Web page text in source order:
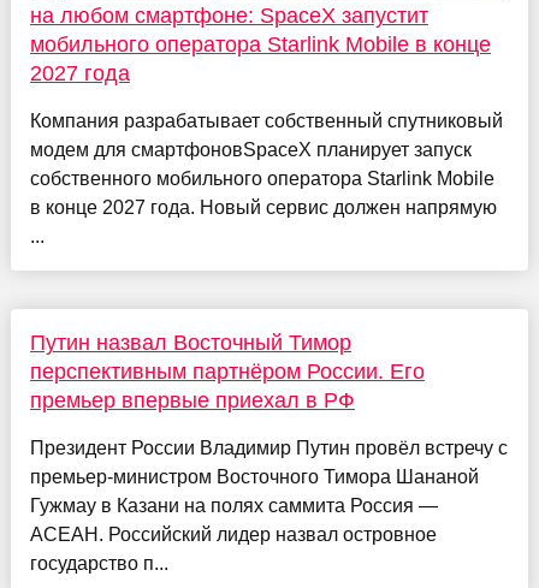
на любом смартфоне: SpaceX запустит
мобильного оператора Starlink Mobile в конце
2027 года
Компания разрабатывает собственный спутниковый
модем для смартфоновSpaceX планирует запуск
собственного мобильного оператора Starlink Mobile
в конце 2027 года. Новый сервис должен напрямую
...
Путин назвал Восточный Тимор
перспективным партнёром России. Его
премьер впервые приехал в РФ
Президент России Владимир Путин провёл встречу с
премьер-министром Восточного Тимора Шананой
Гужмау в Казани на полях саммита Россия —
АСЕАН. Российский лидер назвал островное
государство п...